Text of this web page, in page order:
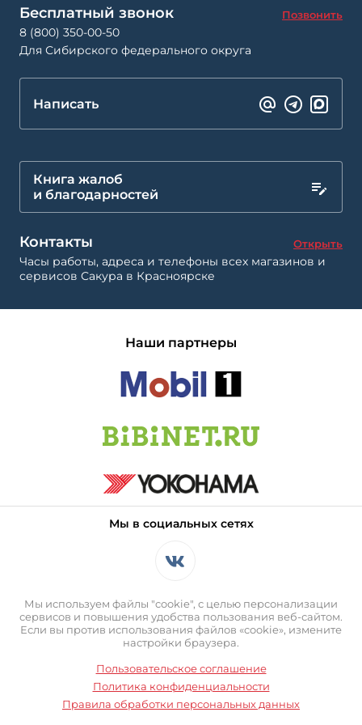
Бесплатный звонок Позвонить
8 (800) 350-00-50
Для Сибирского федерального округа
Написать
Книга жалоб
и благодарностей
Контакты Открыть
Часы работы, адреса и телефоны всех магазинов и
сервисов Сакура в Красноярске
Наши партнеры
Мы в социальных сетях
Мы используем файлы "cookie", с целью персонализации
сервисов и повышения удобства пользования веб-сайтом.
Если вы против использования файлов «cookie», измените
настройки браузера.
Пользовательское соглашение
Политика конфиденциальности
Правила обработки персональных данных